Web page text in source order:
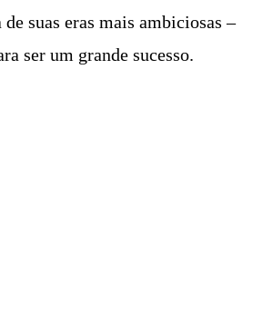
suas eras mais ambiciosas –
ser um grande sucesso.